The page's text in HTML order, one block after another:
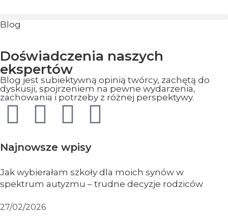
Blog
Doświadczenia naszych
ekspertów
Blog jest subiektywną opinią twórcy, zachętą do
dyskusji, spojrzeniem na pewne wydarzenia,
zachowania i potrzeby z różnej perspektywy.
Najnowsze wpisy
Jak wybierałam szkoły dla moich synów w
spektrum autyzmu – trudne decyzje rodziców
27/02/2026